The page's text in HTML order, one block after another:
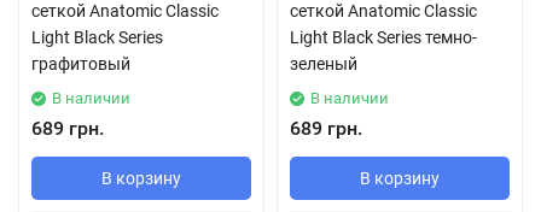
сеткой Anatomic Classic
Light Black Series
графитовый
В наличии
689 грн.
В корзину
сеткой Anatomic Classic
Light Black Series темно-
зеленый
В наличии
689 грн.
В корзину